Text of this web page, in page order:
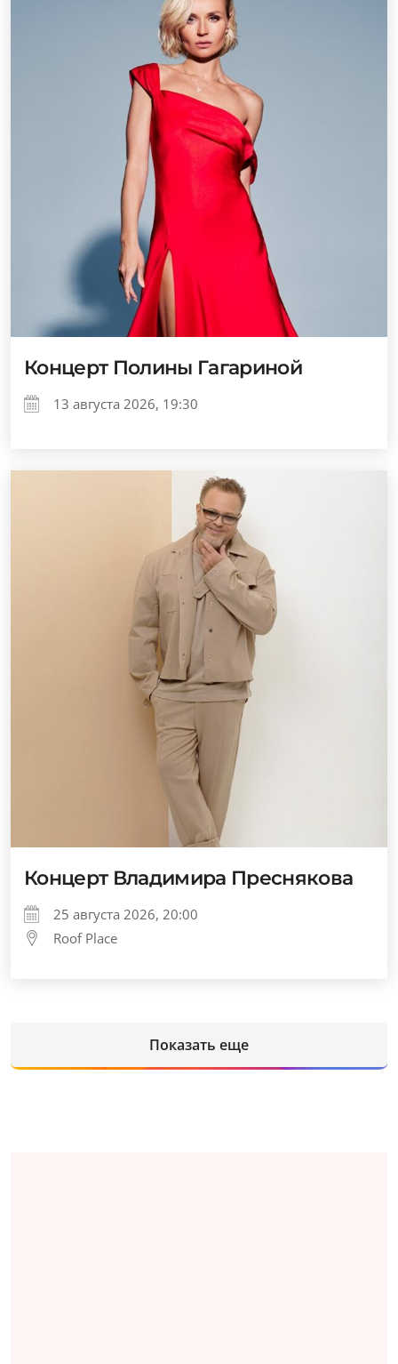
Концерт Полины Гагариной
13 августа 2026, 19:30
Концерт Владимира Преснякова
25 августа 2026, 20:00
Roof Place
Показать еще